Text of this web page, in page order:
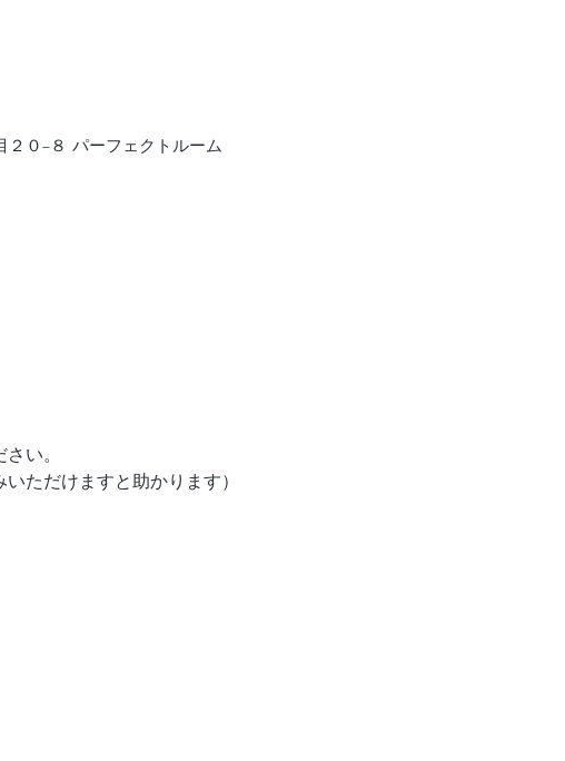
０−８ パーフェクトルーム
い。
ただけますと助かります）